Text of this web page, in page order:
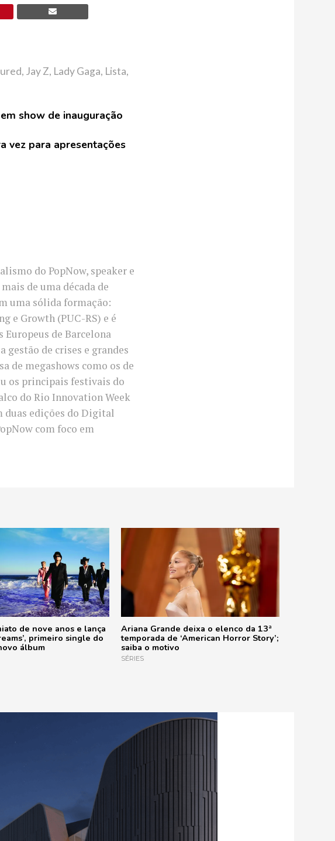
, Jay Z, Lady Gaga, Lista,
show de inauguração
vez para apresentações
do PopNow, speaker e
de uma década de
uma sólida formação:
e Growth (PUC-RS) e é
Europeus de Barcelona
gestão de crises e grandes
de megashows como os de
os principais festivais do
do Rio Innovation Week
duas edições do Digital
com foco em
de nove anos e lança
primeiro single do
álbum
Ariana Grande deixa o elenco da 13ª
temporada de ‘American Horror Story’;
saiba o motivo
SÉRIES